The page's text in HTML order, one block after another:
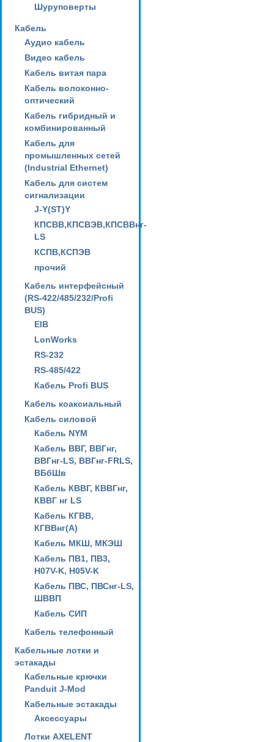
Шуруповерты
Кабель
Аудио кабель
Видео кабель
Кабель витая пара
Кабель волоконно-
оптический
Кабель гибридный и
комбинированный
Кабель для
промышленных сетей
(Industrial Ethernet)
Кабель для систем
сигнализации
J-Y(ST)Y
КПСВВ,КПСВЭВ,КПСВВнг-
LS
КСПВ,КСПЭВ
прочий
Кабель интерфейсный
(RS-422/485/232/Profi
BUS)
EIB
LonWorks
RS-232
RS-485/422
Кабель Profi BUS
Кабель коаксиальный
Кабель силовой
Кабель NYM
Кабель ВВГ, ВВГнг,
ВВГнг-LS, ВВГнг-FRLS,
ВБбШв
Кабель КВВГ, КВВГнг,
КВВГ нг LS
Кабель КГВВ,
КГВВнг(А)
Кабель МКШ, МКЭШ
Кабель ПВ1, ПВ3,
H07V-K, H05V-K
Кабель ПВС, ПВСнг-LS,
ШВВП
Кабель СИП
Кабель телефонный
Кабельные лотки и
эстакады
Кабельные крючки
Panduit J-Mod
Кабельные эстакады
Аксессуары
Лотки AXELENT